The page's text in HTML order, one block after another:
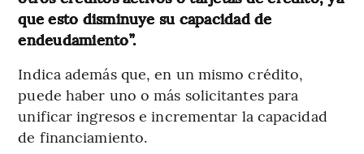
que esto disminuye su capacidad de
endeudamiento”.
Indica además que, en un mismo crédito,
puede haber uno o más solicitantes para
unificar ingresos e incrementar la capacidad
de financiamiento.